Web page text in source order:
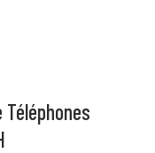
Téléphones